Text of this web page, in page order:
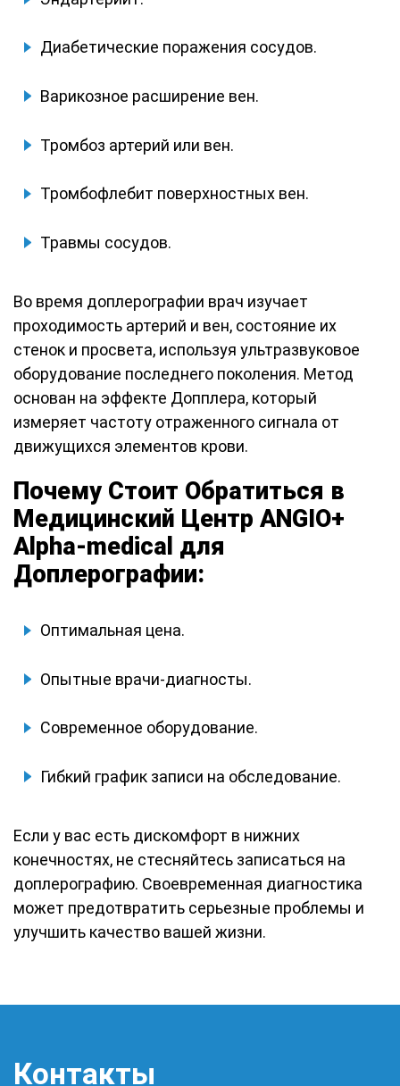
Диабетические поражения сосудов.
Варикозное расширение вен.
Тромбоз артерий или вен.
Тромбофлебит поверхностных вен.
Травмы сосудов.
Во время доплерографии врач изучает
проходимость артерий и вен, состояние их
стенок и просвета, используя ультразвуковое
оборудование последнего поколения. Метод
основан на эффекте Допплера, который
измеряет частоту отраженного сигнала от
движущихся элементов крови.
Почему Стоит Обратиться в
Медицинский Центр ANGIO+
Alpha-medical для
Доплерографии:
Оптимальная цена.
Опытные врачи-диагносты.
Современное оборудование.
Гибкий график записи на обследование.
Если у вас есть дискомфорт в нижних
конечностях, не стесняйтесь записаться на
доплерографию. Своевременная диагностика
может предотвратить серьезные проблемы и
улучшить качество вашей жизни.
Контакты